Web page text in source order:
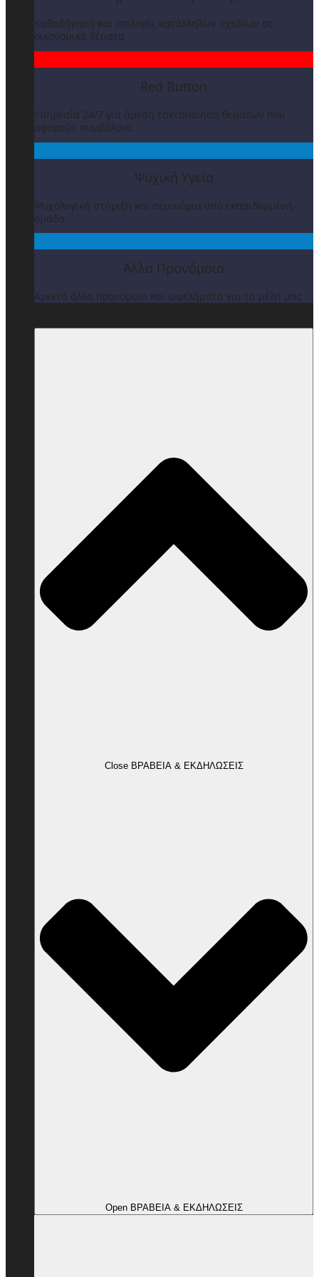
Καθοδήγηση και επιλογές κατάλληλων σχεδίων σε
οικονομικά θέματα
Red Button
Υπηρεσία 24/7 για άμεση τακτοποίηση θεμάτων που
αφορούν συμβόλαια
Ψυχική Υγεία
Ψυχολογική στήριξη και σεμινάρια από εκπαιδευμένη
ομάδα
Άλλα Προνόμοια
Αρκετά άλλα προνόμοια και ωφελήματα για τα μέλη μας
Close ΒΡΑΒΕΙΑ & ΕΚΔΗΛΩΣΕΙΣ
Open ΒΡΑΒΕΙΑ & ΕΚΔΗΛΩΣΕΙΣ